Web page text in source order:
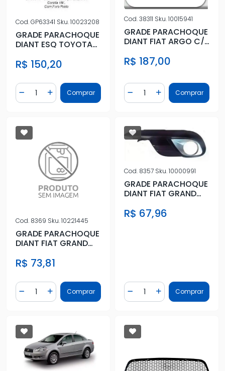
Cod.GP63341 Sku.10023208
GRADE PARACHOQUE
DIANT ESQ TOYOTA
R$ 150,20
Diminuir Quantidade
Quantidade
Adicionar Quantidade
Comprar
Cod.38311 Sku.10015941
GRADE PARACHOQUE
DIANT FIAT ARGO C/
R$ 187,00
Diminuir Quantidade
Quantidade
AdicionarComprar
Cod. 8369 Sku.10221445
GRADE PARACHOQUE
DIANT FIAT GRAND
R$ 73,81
Diminuir Quantidade
Quantidade
Adicionar Quantidade
Comprar
Cod. 8357 Sku.10000991
GRADE PARACHOQUE
DIANT FIAT GRAND
FAROLET
R$ 67,96
Diminuir Quantidade
Quantidade
AdicionarComprar